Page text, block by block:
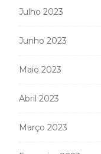
Julho 2023
Junho 2023
Maio 2023
Abril 2023
Março 2023